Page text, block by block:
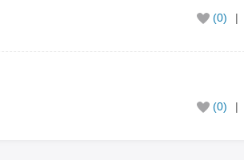
(0) |
(0) |